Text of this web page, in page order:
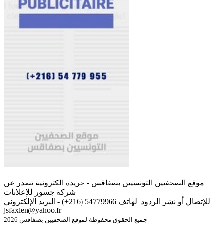
موقع الصحفيين التونسيين بصفاقس - جريدة الكترونية تصدر عن
شركة جسور للإعلانات
للإتصال أو نشر الردود الهاتف 54779966 (216+) - البريد الإلكتروني
jsfaxien@yahoo.fr
جميع الحقوق محفوظة لموقع الصحفيين بصفاقس 2026